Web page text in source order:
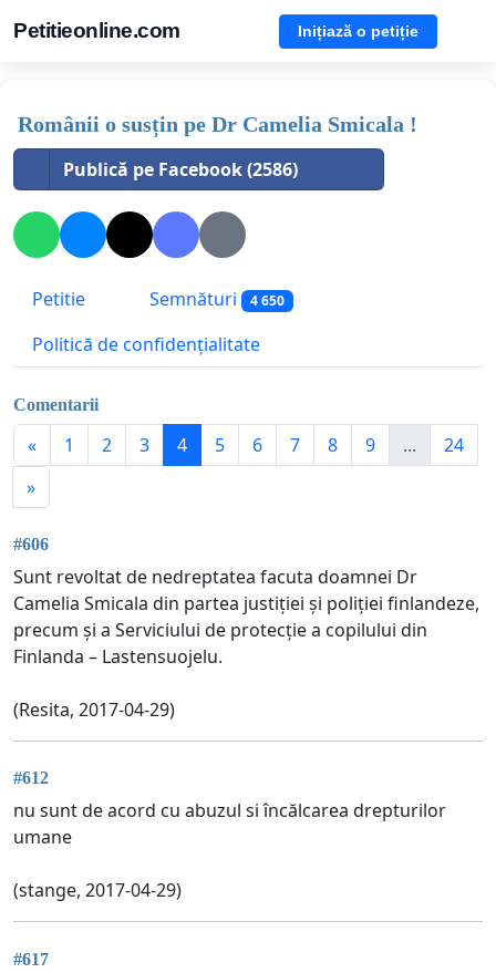
Petitieonline.com Inițiază o petiție
Românii o susțin pe Dr Camelia Smicala !
Publică pe Facebook (2586)
Petitie Semnături 4 650
Politică de confidențialitate
Comentarii
« 1 2 3 4 5 6 7 8 9 ...
24
»
#606
Sunt revoltat de nedreptatea facuta doamnei Dr
Camelia Smicala din partea justiției și poliției finlandeze,
precum și a Serviciului de protecție a copilului din
Finlanda – Lastensuojelu.
(Resita, 2017-04-29)
#612
nu sunt de acord cu abuzul si încălcarea drepturilor
umane
(stange, 2017-04-29)
#617